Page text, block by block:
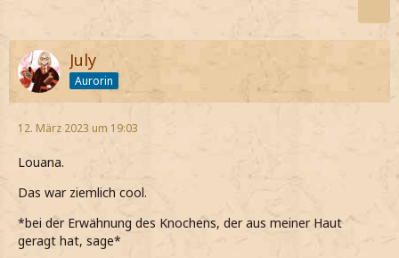
Jetzt Fanclub-Mitglied werden!
July
Aurorin
12. März 2023 um 19:03
Louana.
Das war ziemlich cool.
*bei der Erwähnung des Knochens, der aus meiner Haut
geragt hat, sage*